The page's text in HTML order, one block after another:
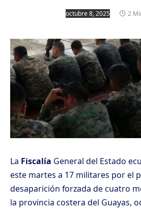
octubre 8, 2025 2
La Fiscalía General del Estado
este martes a 17 militares por el
desaparición forzada de cuatro
la provincia costera del Guayas,